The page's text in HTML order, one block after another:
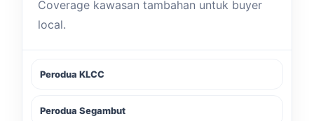
Coverage kawasan tambahan untuk buyer
local.
Perodua KLCC
Perodua Segambut